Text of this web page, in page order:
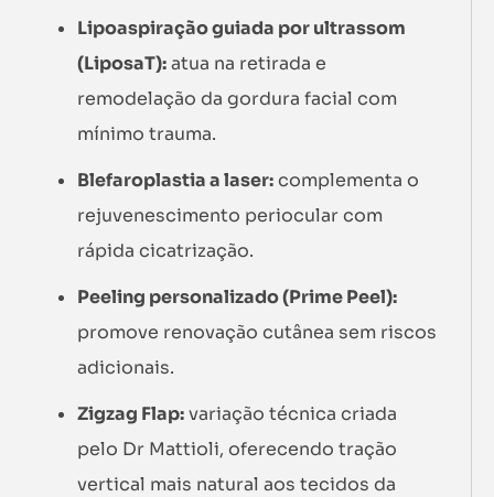
Lipoaspiração guiada por ultrassom
(LiposaT):atua na retirada e
remodelação da gordura facial com
mínimo trauma.
Blefaroplastia a laser:complementa o
rejuvenescimento periocular com
rápida cicatrização.
Peeling personalizado (Prime Peel):
promove renovação cutânea sem riscos
adicionais.
Zigzag Flap:variação técnica criada
pelo Dr Mattioli, oferecendo tração
vertical mais natural aos tecidos da